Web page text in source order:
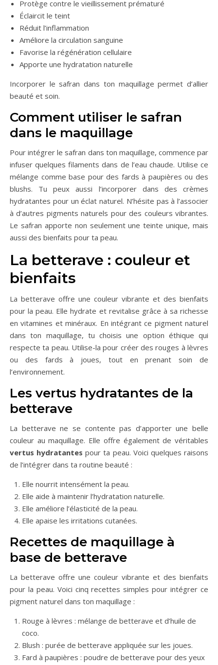
Protège contre le vieillissement prématuré
Éclaircit le teint
Réduit l’inflammation
Améliore la circulation sanguine
Favorise la régénération cellulaire
Apporte une hydratation naturelle
Incorporer le safran dans ton maquillage permet d’allier
beauté et soin.
Comment utiliser le safran
dans le maquillage
Pour intégrer le safran dans ton maquillage, commence par
infuser quelques filaments dans de l’eau chaude. Utilise ce
mélange comme base pour des fards à paupières ou des
blushs. Tu peux aussi l’incorporer dans des crèmes
hydratantes pour un éclat naturel. N’hésite pas à l’associer
à d’autres pigments naturels pour des couleurs vibrantes.
Le safran apporte non seulement une teinte unique, mais
aussi des bienfaits pour ta peau.
La betterave : couleur et
bienfaits
La betterave offre une couleur vibrante et des bienfaits
pour la peau. Elle hydrate et revitalise grâce à sa richesse
en vitamines et minéraux. En intégrant ce pigment naturel
dans ton maquillage, tu choisis une option éthique qui
respecte ta peau. Utilise-la pour créer des rouges à lèvres
ou des fards à joues, tout en prenant soin de
l’environnement.
Les vertus hydratantes de la
betterave
La betterave ne se contente pas d’apporter une belle
couleur au maquillage. Elle offre également de véritables
vertus hydratantes pour ta peau. Voici quelques raisons
de l’intégrer dans ta routine beauté :
Elle nourrit intensément la peau.
Elle aide à maintenir l’hydratation naturelle.
Elle améliore l’élasticité de la peau.
Elle apaise les irritations cutanées.
Recettes de maquillage à
base de betterave
La betterave offre une couleur vibrante et des bienfaits
pour la peau. Voici cinq recettes simples pour intégrer ce
pigment naturel dans ton maquillage :
Rouge à lèvres : mélange de betterave et d’huile de
coco.
Blush : purée de betterave appliquée sur les joues.
Fard à paupières : poudre de betterave pour des yeux